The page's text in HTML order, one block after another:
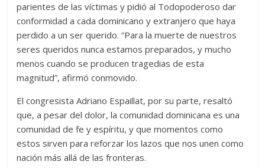
parientes de las víctimas y pidió al Todopoderoso dar
conformidad a cada dominicano y extranjero que haya
perdido a un ser querido. “Para la muerte de nuestros
seres queridos nunca estamos preparados, y mucho
menos cuando se producen tragedias de esta
magnitud”, afirmó conmovido.
El congresista Adriano Espaillat, por su parte, resaltó
que, a pesar del dolor, la comunidad dominicana es una
comunidad de fe y espíritu, y que momentos como
estos sirven para reforzar los lazos que nos unen como
nación más allá de las fronteras.